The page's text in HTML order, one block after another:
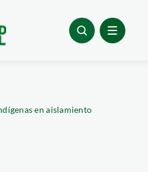
en aislamiento